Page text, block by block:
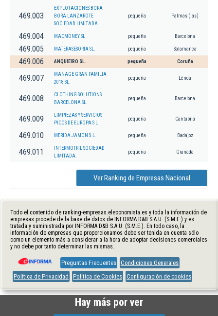
469.003
EXPLOTACIONES BORA
BORA LANZAROTE
SOCIEDAD LIMITADA
pequeña Palmas (las)
469.004 MACMONEY SL pequeña Barcelona
469.005 MATERASESORIA SL. pequeña Salamanca
469.006 ANQUIEIRO SL. pequeña Coruña
469.007
MANAGE GRAN FAMILIA
2018 SL.
pequeña Lérida
469.008
CLOTHING SOLUTIONS
BARCELONA SL.
pequeña Barcelona
469.009
LIMPIEZAS Y SERVICIOS
PICOS DE EUROPA S L
pequeña Cantabria
469.010 MERIDA JAMON S.L. pequeña Badajoz
469.011
INTERMOTRIL SOCIEDAD
LIMITADA.
pequeña Granada
Ver Ranking de Empresas Nacional
Todo el contenido de ranking-empresas.eleconomista.es y toda la información de
empresas procede de la base de datos de INFORMA D&B S.A.U. (S.M.E.) y es
tratada y suministrada por INFORMA D&B S.A.U. (S.M.E.). En todo caso, la
información de empresas que proporcionamos debe ser tenida en cuenta sólo
como un elemento más a considerar a la hora de adoptar decisiones comerciales
y no debe por tanto determinar las mismas.
Preguntas Frecuentes Condiciones Generales
Política de Privacidad
Política de Cookies Configuración de cookies
Hay más por ver